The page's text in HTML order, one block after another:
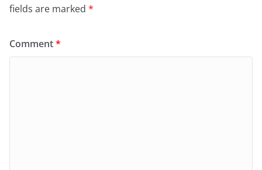
fields are marked *
Comment*